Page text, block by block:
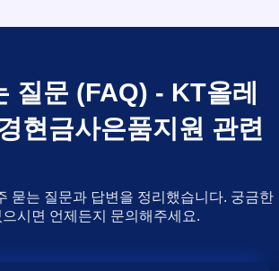
질문 (FAQ) - KT올레
현금사은품지원 관련
묻는 질문과 답변을 정리했습니다. 궁금한
으시면 언제든지 문의해주세요.